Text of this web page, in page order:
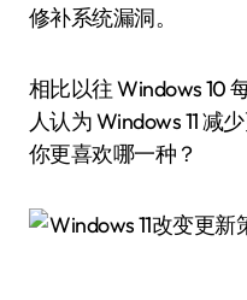
修补系统漏洞。
相比以往 Windows 10
人认为 Windows 11 减
你更喜欢哪一种？